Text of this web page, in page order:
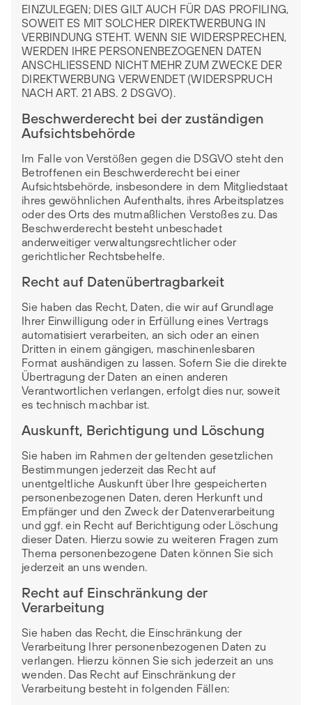
EINZULEGEN; DIES GILT AUCH FÜR DAS PROFILING,
SOWEIT ES MIT SOLCHER DIREKTWERBUNG IN
VERBINDUNG STEHT. WENN SIE WIDERSPRECHEN,
WERDEN IHRE PERSONENBEZOGENEN DATEN
ANSCHLIESSEND NICHT MEHR ZUM ZWECKE DER
DIREKTWERBUNG VERWENDET (WIDERSPRUCH
NACH ART. 21 ABS. 2 DSGVO).
Beschwerderecht bei der zuständigen
Aufsichtsbehörde
Im Falle von Verstößen gegen die DSGVO steht den
Betroffenen ein Beschwerderecht bei einer
Aufsichtsbehörde, insbesondere in dem Mitgliedstaat
ihres gewöhnlichen Aufenthalts, ihres Arbeitsplatzes
oder des Orts des mutmaßlichen Verstoßes zu. Das
Beschwerderecht besteht unbeschadet
anderweitiger verwaltungsrechtlicher oder
gerichtlicher Rechtsbehelfe.
Recht auf Datenübertragbarkeit
Sie haben das Recht, Daten, die wir auf Grundlage
Ihrer Einwilligung oder in Erfüllung eines Vertrags
automatisiert verarbeiten, an sich oder an einen
Dritten in einem gängigen, maschinenlesbaren
Format aushändigen zu lassen. Sofern Sie die direkte
Übertragung der Daten an einen anderen
Verantwortlichen verlangen, erfolgt dies nur, soweit
es technisch machbar ist.
Auskunft, Berichtigung und Löschung
Sie haben im Rahmen der geltenden gesetzlichen
Bestimmungen jederzeit das Recht auf
unentgeltliche Auskunft über Ihre gespeicherten
personenbezogenen Daten, deren Herkunft und
Empfänger und den Zweck der Datenverarbeitung
und ggf. ein Recht auf Berichtigung oder Löschung
dieser Daten. Hierzu sowie zu weiteren Fragen zum
Thema personenbezogene Daten können Sie sich
jederzeit an uns wenden.
Recht auf Einschränkung der
Verarbeitung
Sie haben das Recht, die Einschränkung der
Verarbeitung Ihrer personenbezogenen Daten zu
verlangen. Hierzu können Sie sich jederzeit an uns
wenden. Das Recht auf Einschränkung der
Verarbeitung besteht in folgenden Fällen: